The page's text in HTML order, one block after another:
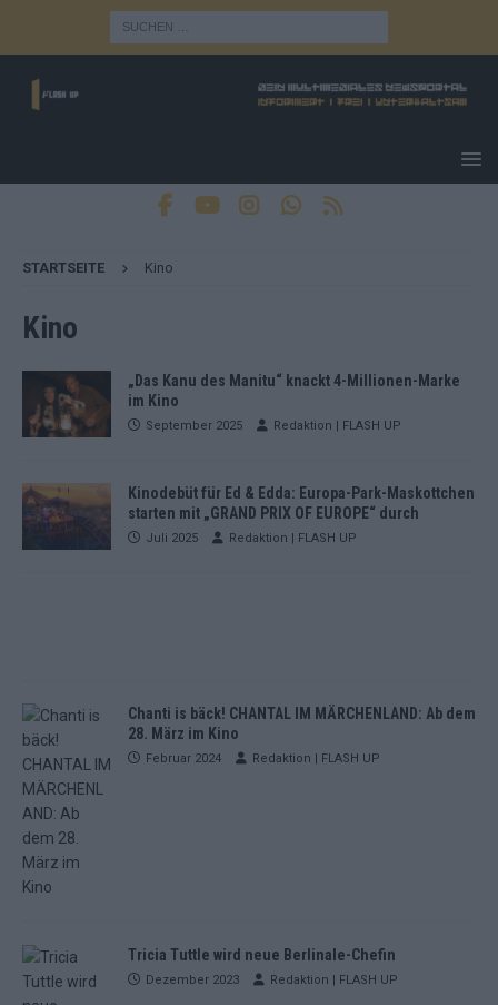
STARTSEITE Kino
Kino
„Das Kanu des Manitu“ knackt 4-Millionen-Marke
im Kino
September 2025 Redaktion | FLASH UP
Kinodebüt für Ed & Edda: Europa-Park-Maskottchen
starten mit „GRAND PRIX OF EUROPE“ durch
Juli 2025 Redaktion | FLASH UP
Chanti is bäck! CHANTAL IM MÄRCHENLAND: Ab dem
28. März im Kino
Februar 2024 Redaktion | FLASH UP
Tricia Tuttle wird neue Berlinale-Chefin
Dezember 2023 Redaktion | FLASH UP